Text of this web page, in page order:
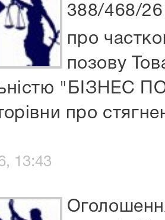
388/468/
про
позову
"БІЗНЕС
про
13:43